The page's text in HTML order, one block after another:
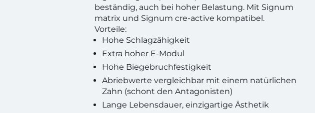
beständig, auch bei hoher Belastung. Mit Signum
matrix und Signum cre-active kompatibel.
Vorteile:
Hohe Schlagzähigkeit
Extra hoher E-Modul
Hohe Biegebruchfestigkeit
Abriebwerte vergleichbar mit einem natürlichen
Zahn (schont den Antagonisten)
Lange Lebensdauer, einzigartige Ästhetik